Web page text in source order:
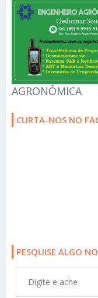
AGRONÔMICA
CURTA-NOS NO
PESQUISE ALGO